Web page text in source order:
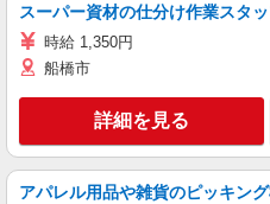
スーパー資材の仕分け作業スタ
時給 1,350円
船橋市
詳細を見る
アパレル用品や雑貨のピッキン